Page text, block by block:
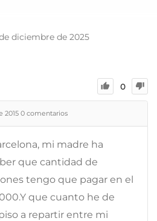
diciembre de 2025
0
2015 0 comentarios
mi madre ha
que cantidad de
tengo que pagar en el
que cuanto he de
a repartir entre mi